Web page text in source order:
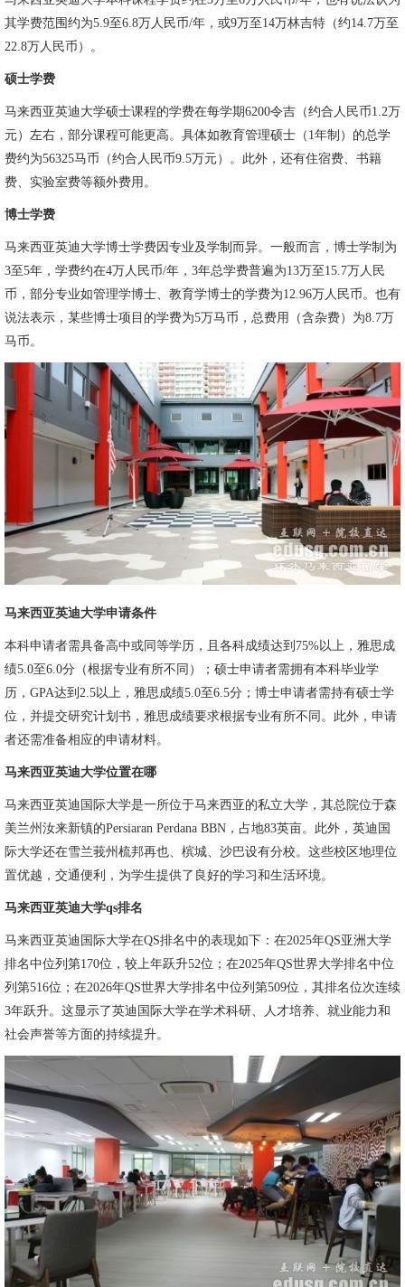
其学费范围约为5.9至6.8万人民币/年，或9万至14万林吉特（约14.7万至
22.8万人民币）。
硕士学费
马来西亚英迪大学硕士课程的学费在每学期6200令吉（约合人民币1.2万
元）左右，部分课程可能更高。具体如教育管理硕士（1年制）的总学
费约为56325马币（约合人民币9.5万元）。此外，还有住宿费、书籍
费、实验室费等额外费用。
博士学费
马来西亚英迪大学博士学费因专业及学制而异。一般而言，博士学制为
3至5年，学费约在4万人民币/年，3年总学费普遍为13万至15.7万人民
币，部分专业如管理学博士、教育学博士的学费为12.96万人民币。也有
说法表示，某些博士项目的学费为5万马币，总费用（含杂费）为8.7万
马币。
马来西亚英迪大学申请条件
本科申请者需具备高中或同等学历，且各科成绩达到75%以上，雅思成
绩5.0至6.0分（根据专业有所不同）；硕士申请者需拥有本科毕业学
历，GPA达到2.5以上，雅思成绩5.0至6.5分；博士申请者需持有硕士学
位，并提交研究计划书，雅思成绩要求根据专业有所不同。此外，申请
者还需准备相应的申请材料。
马来西亚英迪大学位置在哪
马来西亚英迪国际大学是一所位于马来西亚的私立大学，其总院位于森
美兰州汝来新镇的Persiaran Perdana BBN，占地83英亩。此外，英迪国
际大学还在雪兰莪州梳邦再也、槟城、沙巴设有分校。这些校区地理位
置优越，交通便利，为学生提供了良好的学习和生活环境。
马来西亚英迪大学qs排名
马来西亚英迪国际大学在QS排名中的表现如下：在2025年QS亚洲大学
排名中位列第170位，较上年跃升52位；在2025年QS世界大学排名中位
列第516位；在2026年QS世界大学排名中位列第509位，其排名位次连续
3年跃升。这显示了英迪国际大学在学术科研、人才培养、就业能力和
社会声誉等方面的持续提升。